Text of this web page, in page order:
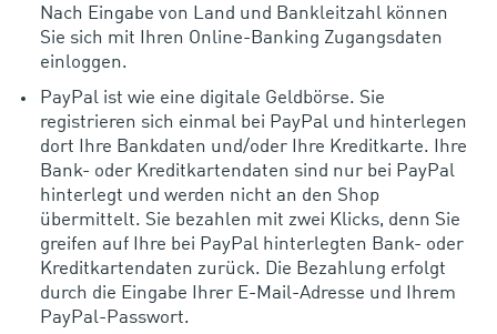
Nach Eingabe von Land und Bankleitzahl können
Sie sich mit Ihren Online-Banking Zugangsdaten
einloggen.
PayPal ist wie eine digitale Geldbörse. Sie
registrieren sich einmal bei PayPal und hinterlegen
dort Ihre Bankdaten und/oder Ihre Kreditkarte. Ihre
Bank- oder Kreditkartendaten sind nur bei PayPal
hinterlegt und werden nicht an den Shop
übermittelt. Sie bezahlen mit zwei Klicks, denn Sie
greifen auf Ihre bei PayPal hinterlegten Bank- oder
Kreditkartendaten zurück. Die Bezahlung erfolgt
durch die Eingabe Ihrer E-Mail-Adresse und Ihrem
PayPal-Passwort.